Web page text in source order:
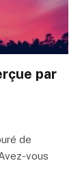
par
de
vous